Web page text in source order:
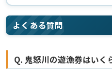
よくある質問
Q. 鬼怒川の遊漁券はいく